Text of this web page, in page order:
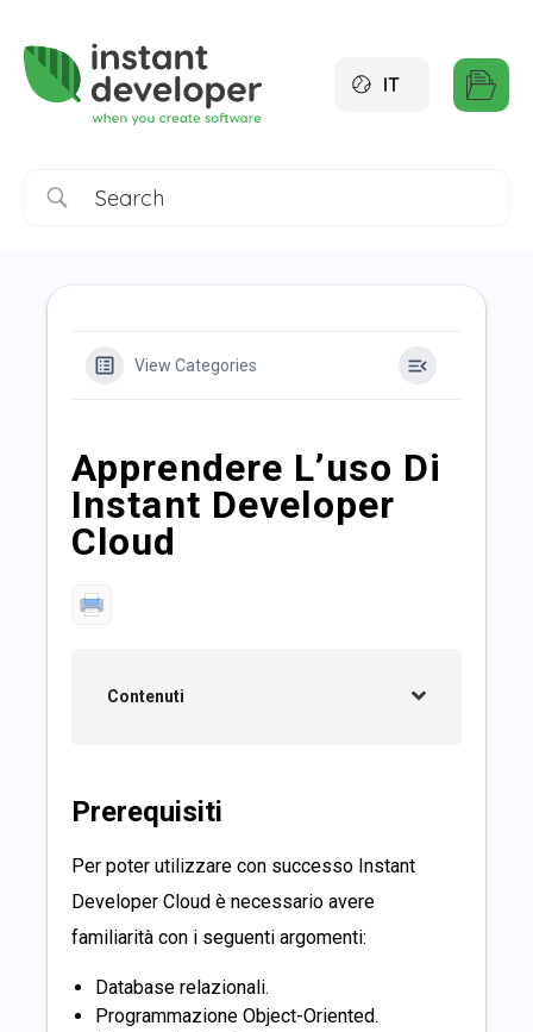
IT
View Categories
Apprendere L’uso Di
Instant Developer
Cloud
Contenuti
Prerequisiti
Per poter utilizzare con successo Instant
Developer Cloud è necessario avere
familiarità con i seguenti argomenti:
Database relazionali.
Programmazione Object-Oriented.